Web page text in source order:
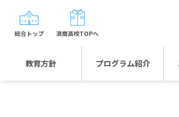
教育方針 プログラム紹介
総合トップ 浪商高校TOPへ